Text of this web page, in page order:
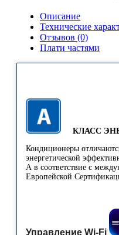
Описание
Технические
Отзывов (0)
Плати частями
КЛАСС
Кондиционеры
энергетической
А в соответствие с
Европейской
Управление Wi-Fi